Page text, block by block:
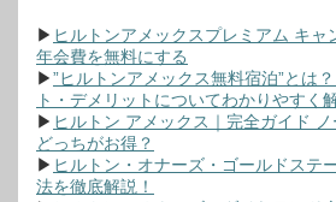
▶ ヒルトンアメックスプレミアム キャ
年会費を無料にする
▶”ヒルトンアメックス無料宿泊”とは
ト・デメリットについてわかりやすく
▶ ヒルトン アメックス｜完全ガイド
どっちがお得？
▶ ヒルトン・オナーズ・ゴールドステ
法を徹底解説！